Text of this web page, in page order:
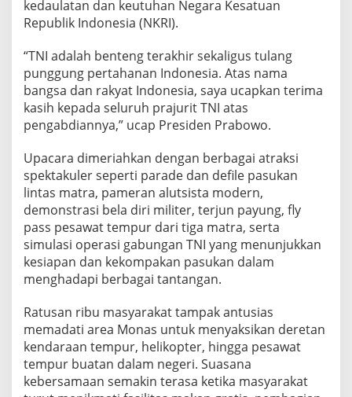
kedaulatan dan keutuhan Negara Kesatuan
Republik Indonesia (NKRI).
“TNI adalah benteng terakhir sekaligus tulang
punggung pertahanan Indonesia. Atas nama
bangsa dan rakyat Indonesia, saya ucapkan terima
kasih kepada seluruh prajurit TNI atas
pengabdiannya,” ucap Presiden Prabowo.
Upacara dimeriahkan dengan berbagai atraksi
spektakuler seperti parade dan defile pasukan
lintas matra, pameran alutsista modern,
demonstrasi bela diri militer, terjun payung, fly
pass pesawat tempur dari tiga matra, serta
simulasi operasi gabungan TNI yang menunjukkan
kesiapan dan kekompakan pasukan dalam
menghadapi berbagai tantangan.
Ratusan ribu masyarakat tampak antusias
memadati area Monas untuk menyaksikan deretan
kendaraan tempur, helikopter, hingga pesawat
tempur buatan dalam negeri. Suasana
kebersamaan semakin terasa ketika masyarakat